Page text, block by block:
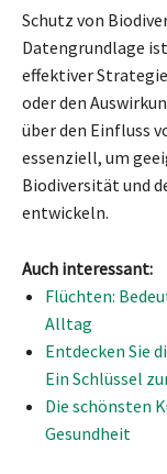
Schutz von
Datengrundlage
effektiver
oder den
über den Einfluss
essenziell, um
Biodiversität und
entwickeln.
Auch interessant:
Flüchten:
Alltag
Entdecken Sie
Ein Schlüssel
Die schönsten
Gesundheit